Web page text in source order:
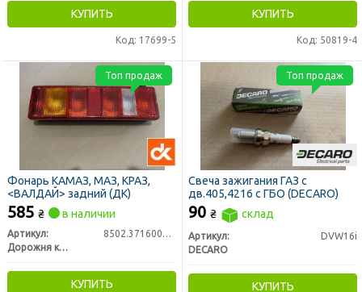
КУПИТЬ
Код: 17699-5
КУПИТЬ
Код: 50819-4
Фонарь КАМАЗ, МАЗ, КРАЗ,
<ВАЛДАЙ> задний (ДК)
585 ₴ в наличии
Артикул:
8502.3716000-01
Дорожня карта
КУПИТЬ
Топ продаж
Свеча зажигания ГАЗ с
дв.405,4216 с ГБО (DECARO)
90 ₴ склад
Артикул:
DVW16i
DECARO
КУПИТЬ
Топ продаж